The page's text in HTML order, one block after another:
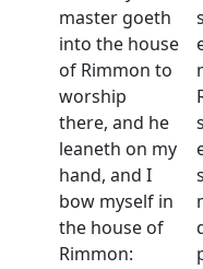
master goeth
into the house
of Rimmon to
worship
there, and he
leaneth on my
hand, and I
bow myself in
the house of
Rimmon: